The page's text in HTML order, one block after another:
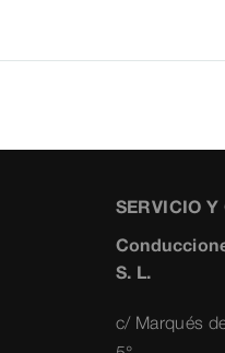
SERVICIO Y
S. L.
c/ Marqués